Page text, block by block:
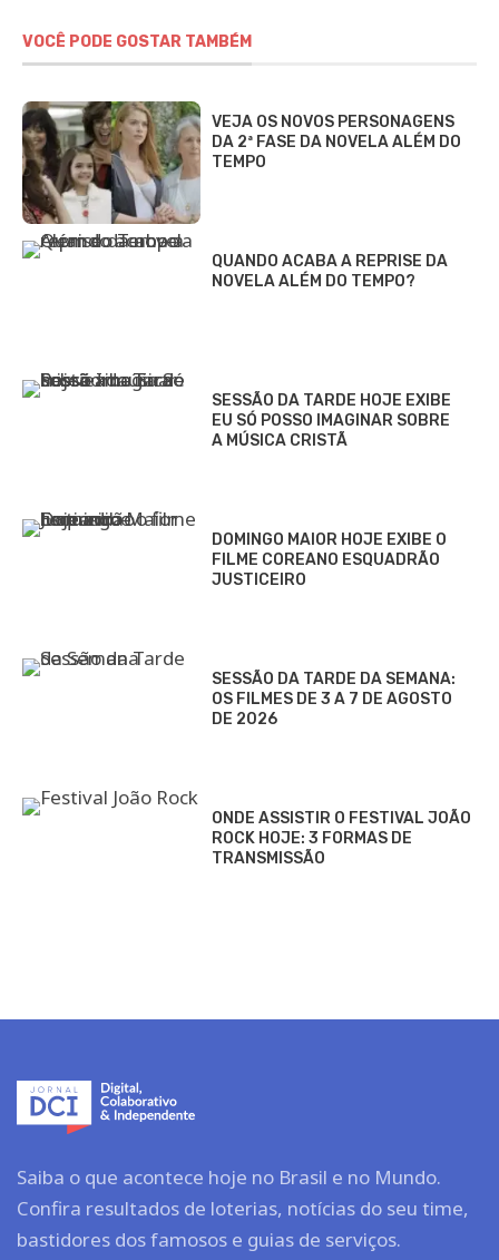
VOCÊ PODE GOSTAR TAMBÉM
VEJA OS NOVOS PERSONAGENS
DA 2ª FASE DA NOVELA ALÉM DO
TEMPO
QUANDO ACABA A REPRISE DA
NOVELA ALÉM DO TEMPO?
SESSÃO DA TARDE HOJE EXIBE
EU SÓ POSSO IMAGINAR SOBRE
A MÚSICA CRISTÃ
DOMINGO MAIOR HOJE EXIBE O
FILME COREANO ESQUADRÃO
JUSTICEIRO
SESSÃO DA TARDE DA SEMANA:
OS FILMES DE 3 A 7 DE AGOSTO
DE 2026
ONDE ASSISTIR O FESTIVAL JOÃO
ROCK HOJE: 3 FORMAS DE
TRANSMISSÃO
Saiba o que acontece hoje no Brasil e no Mundo.
Confira resultados de loterias, notícias do seu time,
bastidores dos famosos e guias de serviços.